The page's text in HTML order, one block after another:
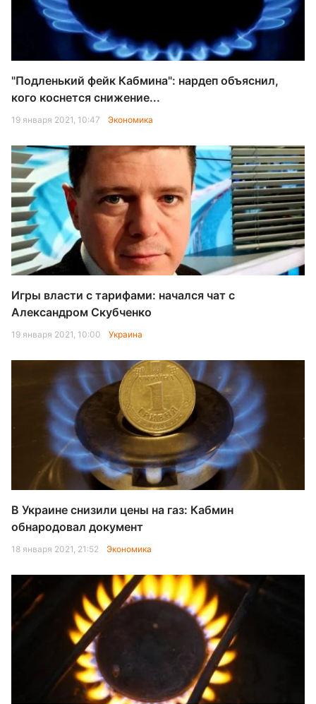
"Подленький фейк Кабмина": нардеп объяснил,
кого коснется снижение...
19 января 2021, 10:47 Экономика
Игры власти с тарифами: начался чат с
Александром Скубченко
19 января 2021, 10:00 Украина
В Украине снизили цены на газ: Кабмин
обнародовал документ
18 января 2021, 21:52 Экономика